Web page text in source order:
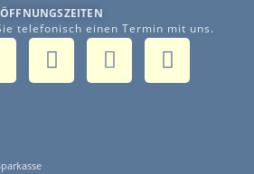
ÖFFNUNGSZEITEN
telefonisch einen Termin mit uns.